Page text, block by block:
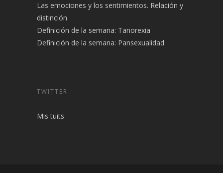
Las emociones y los sentimientos. Relación y
distinción
Definición de la semana: Tanorexia
Definición de la semana: Pansexualidad
TWITTER
Mis tuits